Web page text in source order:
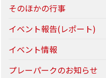
そのほかの行事
イベント報告(レポート)
イベント情報
プレーパークのお知らせ